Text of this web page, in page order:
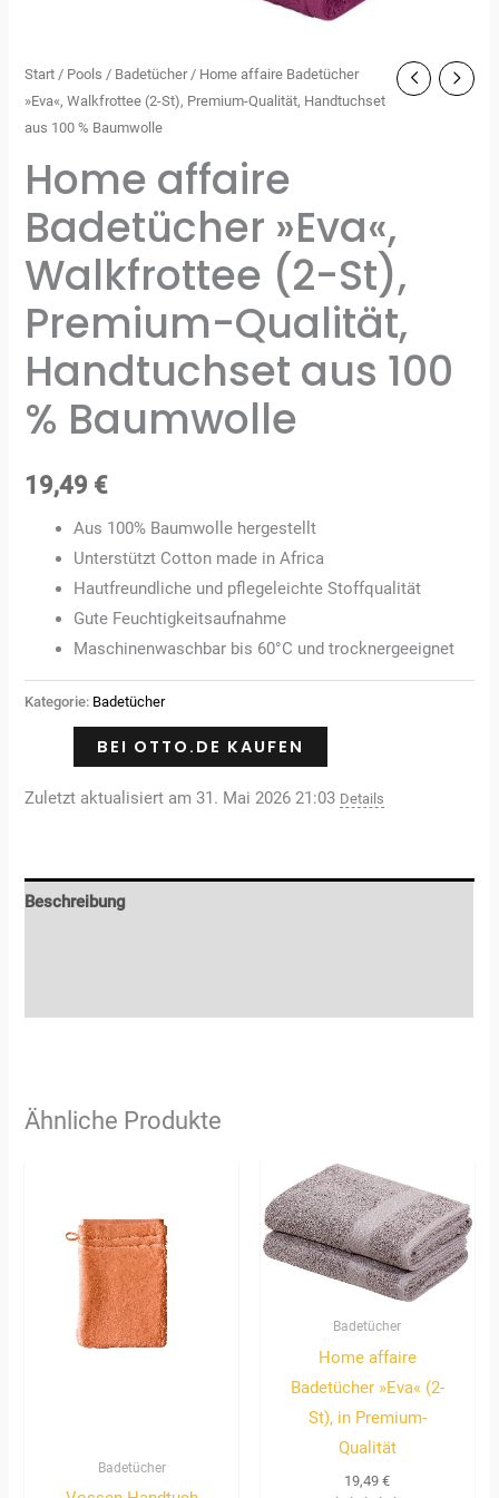
Start / Pools / Badetücher/ Home affaire Badetücher
»Eva«, Walkfrottee (2-St), Premium-Qualität, Handtuchset
aus 100 % Baumwolle
Home affaire
Badetücher »Eva«,
Walkfrottee (2-St),
Premium-Qualität,
Handtuchset aus 100
% Baumwolle
19,49 €
Aus 100% Baumwolle hergestellt
Unterstützt Cotton made in Africa
Hautfreundliche und pflegeleichte Stoffqualität
Gute Feuchtigkeitsaufnahme
Maschinenwaschbar bis 60°C und trocknergeeignet
Kategorie: Badetücher
BEI OTTO.DE KAUFEN
Zuletzt aktualisiert am 31. Mai 2026 21:03 Details
Beschreibung
Ähnliche Produkte
Badetücher
Badetücher
Home affaire
Badetücher »Eva« (2-
St), in Premium-
Qualität
19,49€